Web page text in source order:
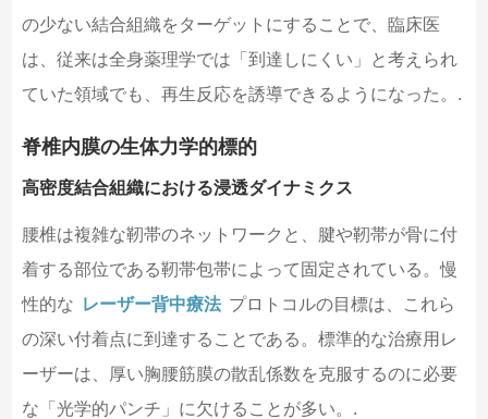
の少ない結合組織をターゲットにすることで、臨床医
は、従来は全身薬理学では「到達しにくい」と考えられ
ていた領域でも、再生反応を誘導できるようになった。.
脊椎内膜の生体力学的標的
高密度結合組織における浸透ダイナミクス
腰椎は複雑な靭帯のネットワークと、腱や靭帯が骨に付
着する部位である靭帯包帯によって固定されている。慢
性的な レーザー背中療法 プロトコルの目標は、これら
の深い付着点に到達することである。標準的な治療用レ
ーザーは、厚い胸腰筋膜の散乱係数を克服するのに必要
な「光学的パンチ」に欠けることが多い。.